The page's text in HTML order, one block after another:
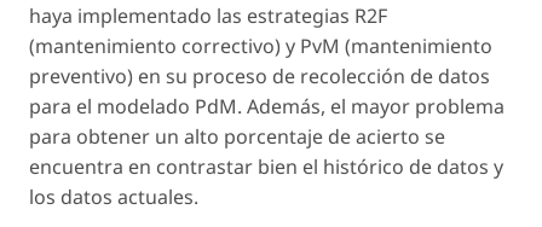
haya implementado las estrategias R2F
(mantenimiento correctivo) y PvM (mantenimiento
preventivo) en su proceso de recolección de datos
para el modelado PdM. Además, el mayor problema
para obtener un alto porcentaje de acierto se
encuentra en contrastar bien el histórico de datos y
los datos actuales.